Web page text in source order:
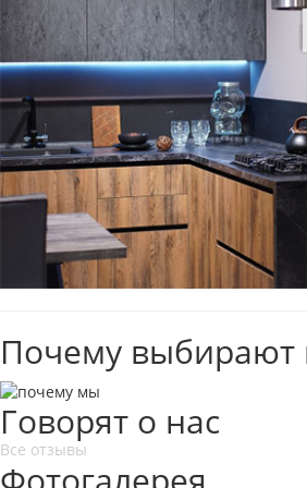
Почему выбирают
Говорят о нас
Все отзывы